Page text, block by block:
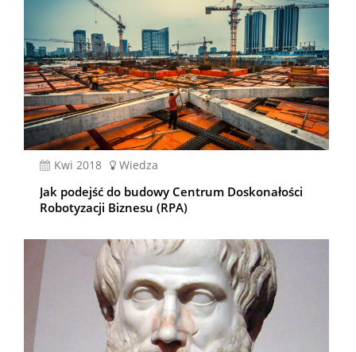
kwi 2018 Wiedza
Jak podejść do budowy Centrum Doskonałości
Robotyzacji Biznesu (RPA)